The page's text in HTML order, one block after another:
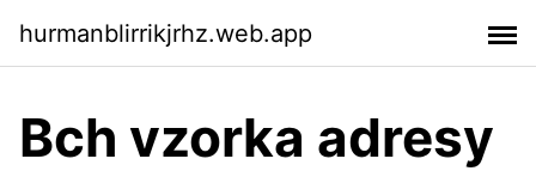
hurmanblirrikjrhz.web.app
Bch vzorka adresy